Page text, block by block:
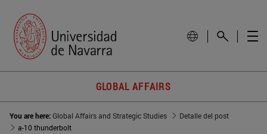
GLOBAL AFFAIRS
You are here:Global Affairs and Strategic Studies
Detalle del post
a-10 thunderbolt